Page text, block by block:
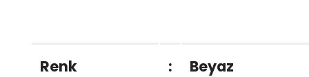
Renk : Beyaz